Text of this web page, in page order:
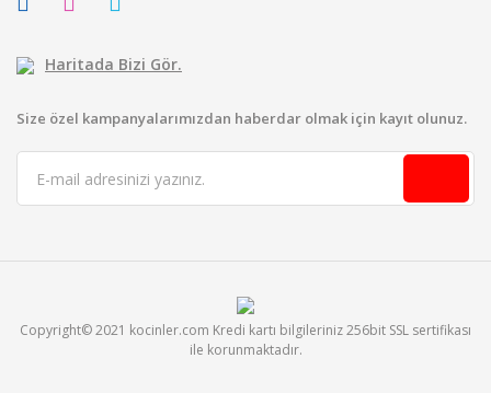
Haritada Bizi Gör.
Size özel kampanyalarımızdan haberdar olmak için kayıt olunuz.
Copyright© 2021 kocinler.com Kredi kartı bilgileriniz 256bit SSL sertifikası
ile korunmaktadır.